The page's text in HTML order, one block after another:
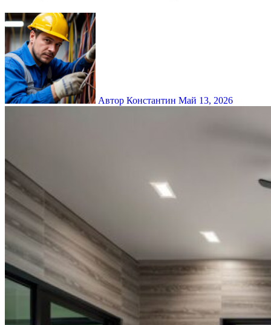
Автор Константин Май 13, 2026